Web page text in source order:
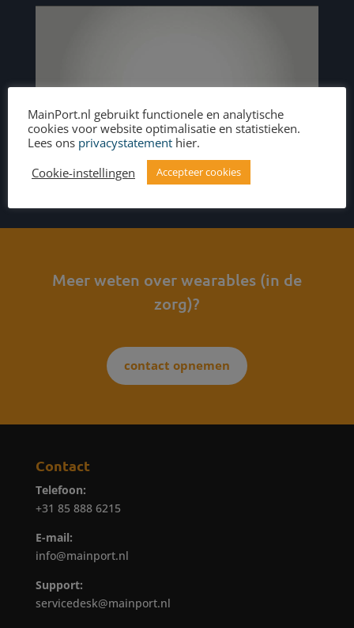
Meer weten over wearables (in de
zorg)?
contact opnemen
Contact
Telefoon:
+31 85 888 6215
E-mail:
info@mainport.nl
Support:
servicedesk@mainport.nl
MainPort.nl gebruikt functionele en analytische
cookies voor website optimalisatie en statistieken.
Lees ons privacystatement hier.
Cookie-instellingen
Accepteer cookies